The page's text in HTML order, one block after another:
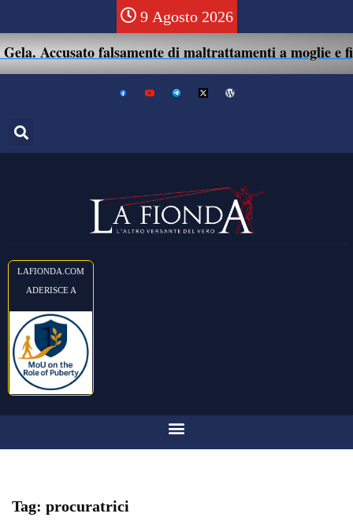
9 Agosto 2026
Accusato falsamente di maltrattamenti a moglie e
LAFIONDA.COM
ADERISCE A
Tag: procuratrici